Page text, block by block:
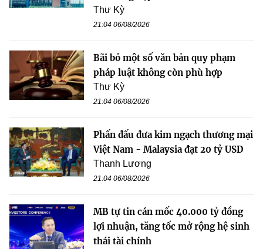
Thư Kỳ
21:04 06/08/2026
Bãi bỏ một số văn bản quy phạm
pháp luật không còn phù hợp
Thư Kỳ
21:04 06/08/2026
Phấn đấu đưa kim ngạch thương mại
Việt Nam - Malaysia đạt 20 tỷ USD
Thanh Lương
21:04 06/08/2026
MB tự tin cán mốc 40.000 tỷ đồng
lợi nhuận, tăng tốc mở rộng hệ sinh
thái tài chính